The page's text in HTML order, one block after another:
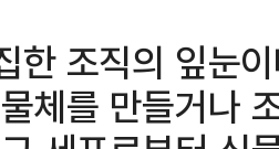
한 조직의 잎눈
체를 만들거나